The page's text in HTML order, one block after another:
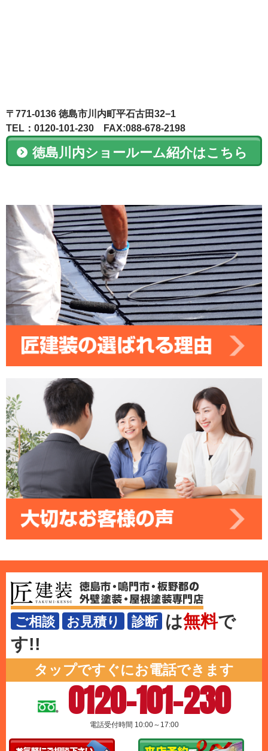
〒771-0136 徳島市川内町平石古田32−1
TEL：0120-101-230 FAX:088-678-2198
徳島川内ショールーム紹介はこちら
ご相談 お見積り 診断 は無料で
す!!
タップですぐにお電話できます
0120-101-230
電話受付時間 10:00～17:00